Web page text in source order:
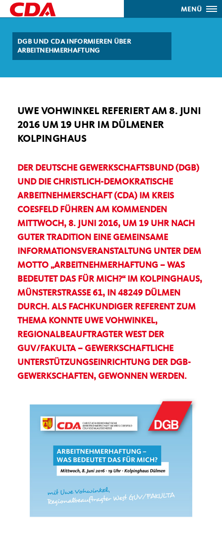
MENÜ
DGB UND CDA INFORMIEREN ÜBER
ARBEITNEHMERHAFTUNG
UWE VOHWINKEL REFERIERT AM 8. JUNI
2016 UM 19 UHR IM DÜLMENER
KOLPINGHAUS
DER DEUTSCHE GEWERKSCHAFTSBUND (DGB)
UND DIE CHRISTLICH-DEMOKRATISCHE
ARBEITNEHMERSCHAFT (CDA) IM KREIS
COESFELD FÜHREN AM KOMMENDEN
MITTWOCH, 8. JUNI 2016, UM 19 UHR NACH
GUTER TRADITION EINE GEMEINSAME
INFORMATIONSVERANSTALTUNG UNTER DEM
MOTTO „ARBEITNEHMERHAFTUNG – WAS
BEDEUTET DAS FÜR MICH?“ IM KOLPINGHAUS,
MÜNSTERSTRASSE 61, IN 48249 DÜLMEN D
URCH. ALS FACHKUNDIGER REFERENT ZUM T
HEMA KONNTE UWE VOHWINKEL, R
EGIONALBEAUFTRAGTER WEST DER G
UV/FAKULTA – GEWERKSCHAFTLICHE U
NTERSTÜTZUNGSEINRICHTUNG DER DGB-G
EWERKSCHAFTEN, GEWONNEN WERDEN.